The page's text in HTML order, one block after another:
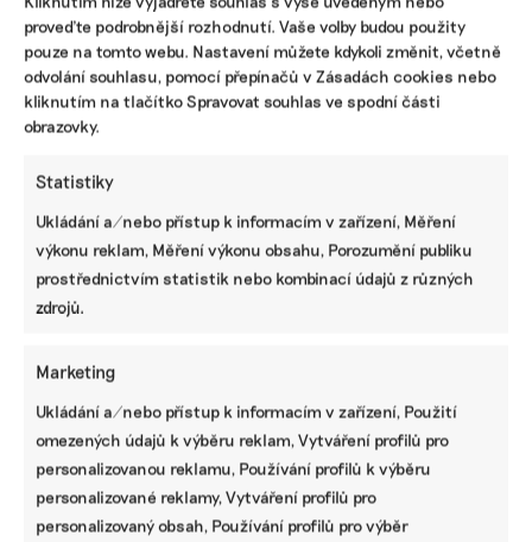
proveďte podrobnější rozhodnutí. Vaše volby budou použity
pouze na tomto webu. Nastavení můžete kdykoli změnit, včetně
odvolání souhlasu, pomocí přepínačů v Zásadách cookies nebo
kliknutím na tlačítko Spravovat souhlas ve spodní části
obrazovky.
Statistiky
Ukládání a/nebo přístup k informacím v zařízení, Měření
výkonu reklam, Měření výkonu obsahu, Porozumění publiku
prostřednictvím statistik nebo kombinací údajů z různých
zdrojů.
Marketing
Ukládání a/nebo přístup k informacím v zařízení, Použití
omezených údajů k výběru reklam, Vytváření profilů pro
personalizovanou reklamu, Používání profilů k výběru
personalizované reklamy, Vytváření profilů pro
personalizovaný obsah, Používání profilů pro výběr
Návrh pěti nejdůležitějších změn
Taxonomie EU. Méně byrokracie, duplicit i
nesmyslných požadavků
Jak už dnes pracovat s ESRS 2.0 a pro koho
budou upravené standardy platit